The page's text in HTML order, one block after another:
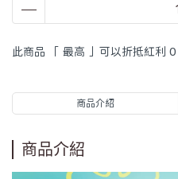
此商品 「 最高 」可以折抵紅利 0
商品介紹
商品介紹